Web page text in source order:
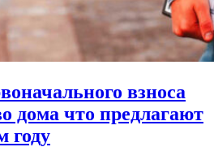
взноса
дома что предлагают
году